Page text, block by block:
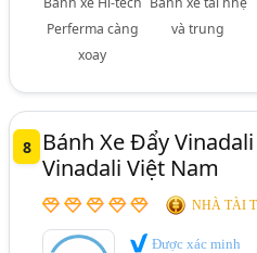
Perferma càng
xoay
và trung
8
Bánh Xe Đẩy
Vinadali Việt Nam
NHÀ TÀI
Được xác minh